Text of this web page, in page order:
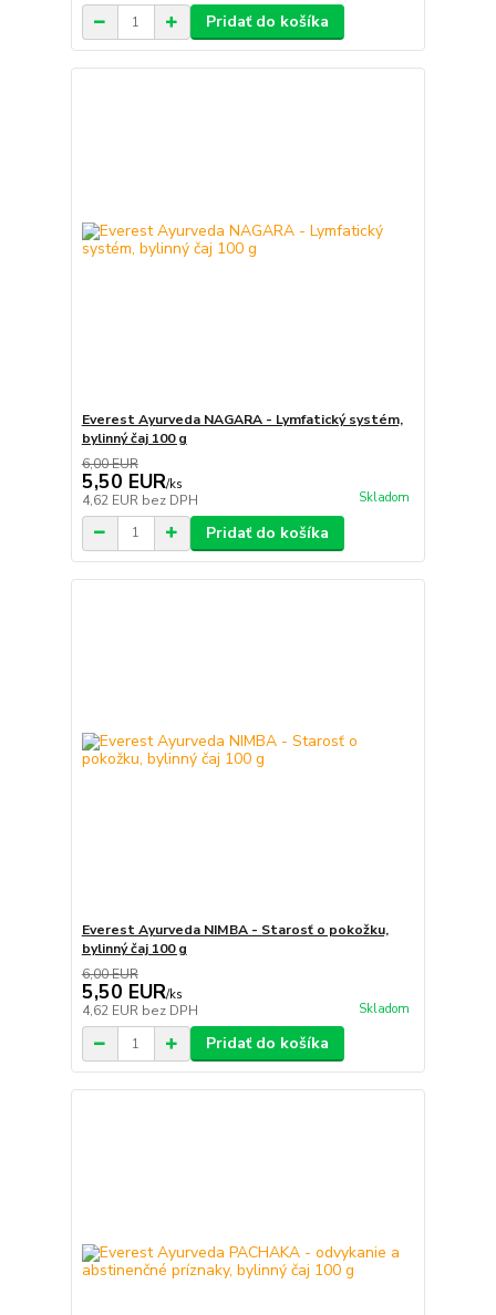
Pridať do košíka
Everest Ayurveda NAGARA - Lymfatický systém,
bylinný čaj 100 g
6,00 EUR
5,50 EUR/ks
4,62 EUR bez DPH Skladom
Pridať do košíka
Everest Ayurveda NIMBA - Starosť o pokožku,
bylinný čaj 100 g
6,00 EUR
5,50 EUR/ks
4,62 EUR bez DPH Skladom
Pridať do košíka